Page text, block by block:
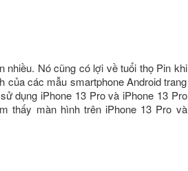
Nó cũng có lợi về tuổi thọ Pin khi
của các mẫu smartphone Android trang
dụng iPhone 13 Pro và iPhone 13 Pro
thấy màn hình trên iPhone 13 Pro và